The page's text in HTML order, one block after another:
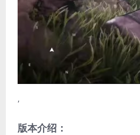
,
版本介绍：